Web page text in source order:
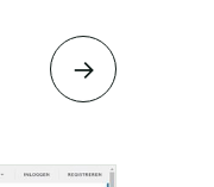
→